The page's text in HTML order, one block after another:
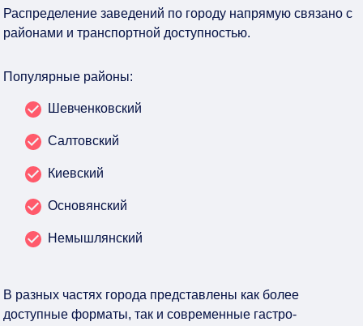
Распределение заведений по городу напрямую связано с
районами и транспортной доступностью.
Популярные районы:
Шевченковский
Салтовский
Киевский
Основянский
Немышлянский
В разных частях города представлены как более
доступные форматы, так и современные гастро-